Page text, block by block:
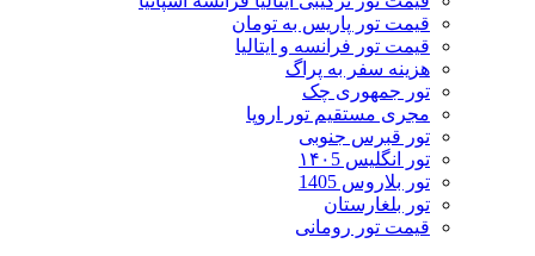
قیمت تور پاریس به تومان
قیمت تور فرانسه و ایتالیا
هزینه سفر به پراگ
تور جمهوری چک
مجری مستقیم تور اروپا
تور قبرس جنوبی
تور انگلیس ۱۴۰5
تور بلاروس 1405
تور بلغارستان
قیمت تور رومانی